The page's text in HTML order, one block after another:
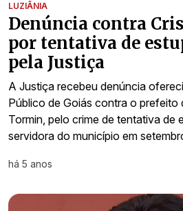
LUZIÂNIA
Denúncia contra
por tentativa de
pela Justiça
A Justiça recebeu denúncia
Público de Goiás contra o prefeito
Tormin, pelo crime de tentativa de
servidora do município em
há 5 anos